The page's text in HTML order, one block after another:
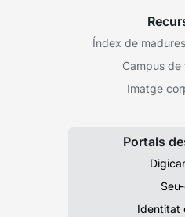
Índex de
Campus de
Imatge
Portals
Identitat